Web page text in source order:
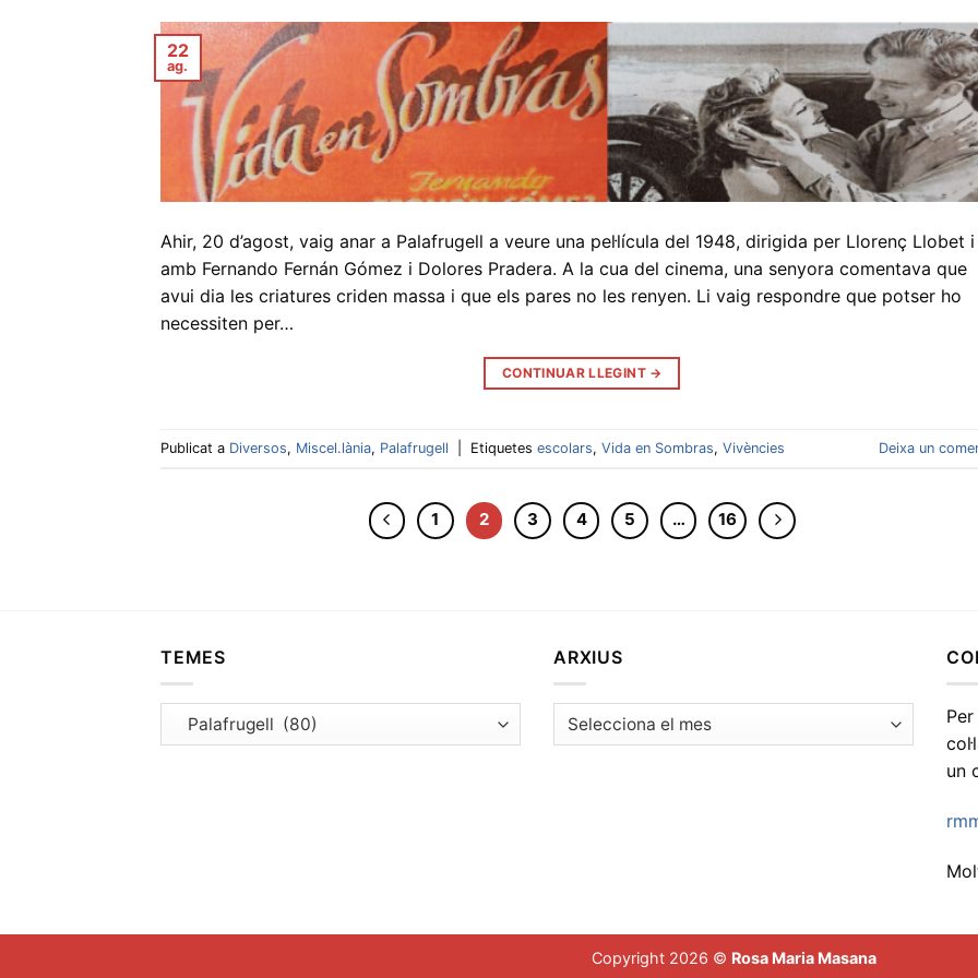
22
ag.
Ahir, 20 d’agost, vaig anar a Palafrugell a veure una pel·lícula del 1948, dirigida per Llorenç Llobet i
amb Fernando Fernán Gómez i Dolores Pradera. A la cua del cinema, una senyora comentava que
avui dia les criatures criden massa i que els pares no les renyen. Li vaig respondre que potser ho
necessiten per…
CONTINUAR LLEGINT →
Publicat a Diversos, Miscel.lània, Palafrugell Etiquetes escolars, Vida en Sombras, Vivències Deixa un
1 2 3 4 5 … 16
TEMES
Temes
ARXIUS
Arxius
un
Copyright 2026 © Rosa Maria Masana